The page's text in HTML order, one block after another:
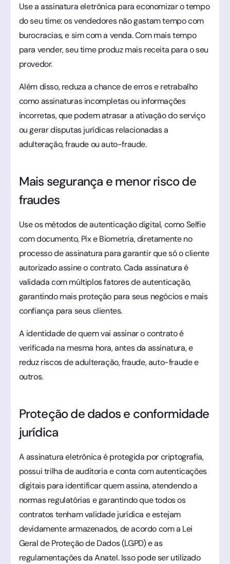
Use a assinatura eletrônica para economizar o tempo
do seu time: os vendedores não gastam tempo com
burocracias, e sim com a venda. Com mais tempo
para vender, seu time produz mais receita para o seu
provedor.
Além disso, reduza a chance de erros e retrabalho
como assinaturas incompletas ou informações
incorretas, que podem atrasar a ativação do serviço
ou gerar disputas jurídicas relacionadas a
adulteração, fraude ou auto-fraude.
Mais segurança e menor risco de
fraudes
Use os métodos de autenticação digital, como Selfie
com documento, Pix e Biometria, diretamente no
processo de assinatura para garantir que só o cliente
autorizado assine o contrato. Cada assinatura é
validada com múltiplos fatores de autenticação,
garantindo mais proteção para seus negócios e mais
confiança para seus clientes.
A identidade de quem vai assinar o contrato é
verificada na mesma hora, antes da assinatura, e
reduz riscos de adulteração, fraude, auto-fraude e
outros.
Proteção de dados e conformidade
jurídica
A assinatura eletrônica é protegida por criptografia,
possui trilha de auditoria e conta com autenticações
digitais para identificar quem assina, atendendo a
normas regulatórias e garantindo que todos os
contratos tenham validade jurídica e estejam
devidamente armazenados, de acordo com a Lei
Geral de Proteção de Dados (LGPD) e as
regulamentações da Anatel. Isso pode ser utilizado